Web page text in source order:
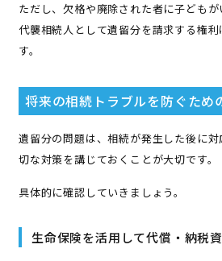
ただし、欠格や廃除された者に子ども
代襲相続人として遺留分を請求する権
す。
将来の相続トラブルを防ぐため
遺留分の問題は、相続が発生した後に
切な対策を講じておくことが大切です。
具体的に確認していきましょう。
生命保険を活用して代償・納税